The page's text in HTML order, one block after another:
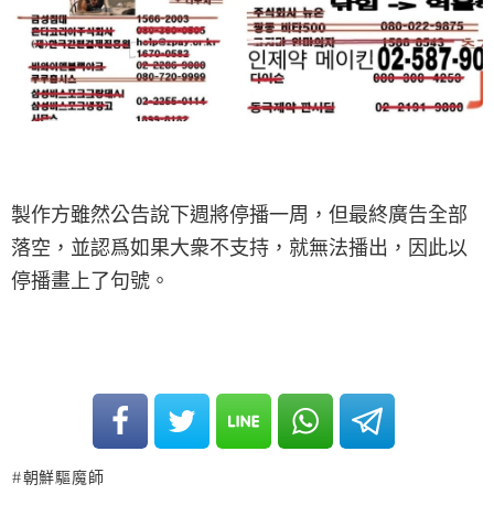
製作方雖然公告說下週將停播一周，但最終廣告全部
落空，並認爲如果大衆不支持，就無法播出，因此以
停播畫上了句號。
朝鮮驅魔師